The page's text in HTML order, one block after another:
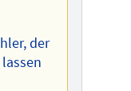
der